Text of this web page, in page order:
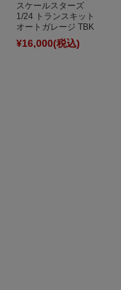
スケールスターズ
1/24 トランスキット
オートガレージ TBK
...
¥16,000(税込)